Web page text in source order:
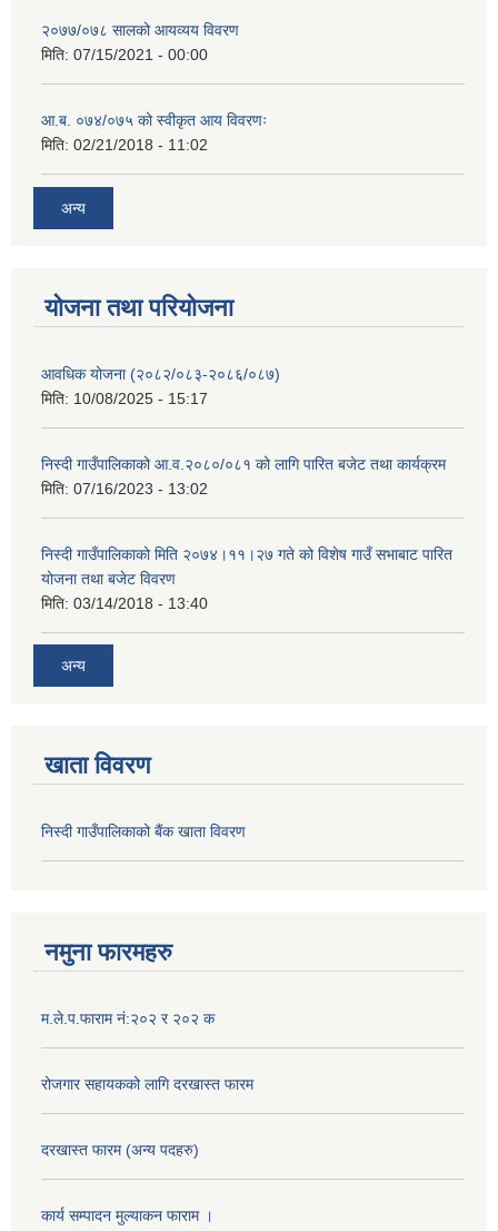
२०७७/०७८ सालको आयव्यय विवरण
मिति: 07/15/2021 - 00:00
आ.ब. ०७४/०७५ को स्वीकृत आय विवरणः
मिति: 02/21/2018 - 11:02
अन्य
योजना तथा परियोजना
आवधिक योजना (२०८२/०८३-२०८६/०८७)
मिति: 10/08/2025 - 15:17
निस्दी गाउँपालिकाको आ.व.२०८०/०८१ को लागि पारित बजेट तथा कार्यक्रम
मिति: 07/16/2023 - 13:02
निस्दी गाउँपालिकाको मिति २०७४।११।२७ गते को विशेष गाउँ सभाबाट पारित
योजना तथा बजेट विवरण
मिति: 03/14/2018 - 13:40
अन्य
खाता विवरण
निस्दी गाउँपालिकाको बैंक खाता विवरण
नमुना फारमहरु
म.ले.प.फाराम नं:२०२ र २०२ क
रोजगार सहायकको लागि दरखास्त फारम
दरखास्त फारम (अन्य पदहरु)
कार्य सम्पादन मुल्याक‌न फाराम ।